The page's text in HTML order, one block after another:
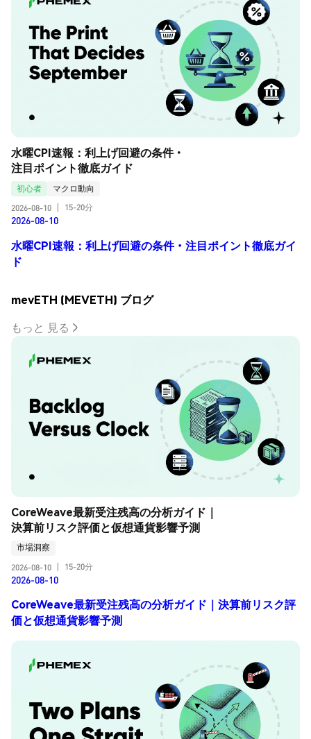
水曜CPI速報：利上げ回避の条件・
注目ポイント徹底ガイド
初心者
マクロ動向
2026-08-10
15-20分
2026-08-10
水曜CPI速報：利上げ回避の条件・注目ポイント徹底ガイ
ド
mevETH (MEVETH) ブログ
もっと 見る
CoreWeave最新受注残高の分析ガイド｜
決算前リスク評価と仮想通貨影響予測
市場洞察
2026-08-10
15-20分
2026-08-10
CoreWeave最新受注残高の分析ガイド｜決算前リスク評
価と仮想通貨影響予測